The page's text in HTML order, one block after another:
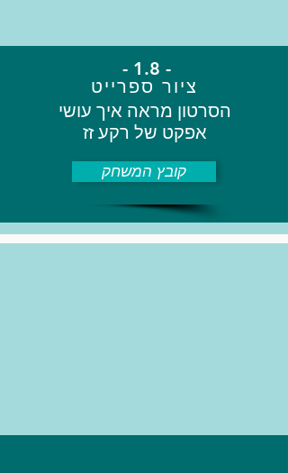
- 1.8 -
ציור ספרייט
הסרטון מראה איך עושי
אפקט של רקע זז
קובץ המשחק